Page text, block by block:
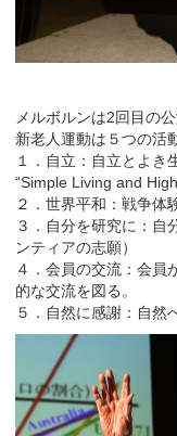
メルボルンは2回目の
新老人運動は５つの活
１．自立：自立とよき
“Simple Living and
２．世界平和：戦争体
３．自分を研究に：自
ンティアの志願）
４．会員の交流：会員
的な交流を図る。
５．自然に感謝：自然